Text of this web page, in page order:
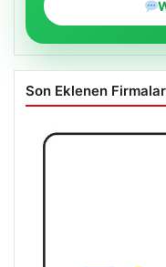
Son Eklenen Firmalar